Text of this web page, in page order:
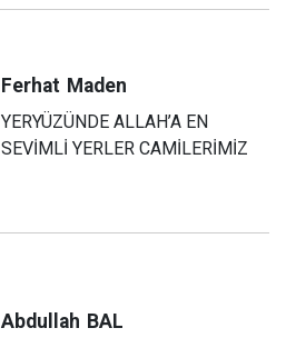
Ferhat Maden
YERYÜZÜNDE ALLAH’A EN
SEVİMLİ YERLER CAMİLERİMİZ
Abdullah BAL